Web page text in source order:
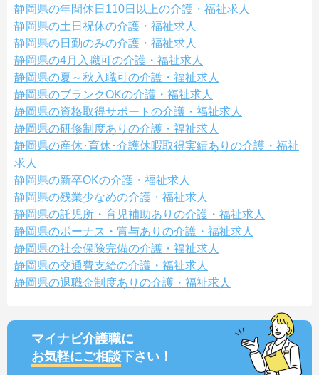
静岡県の年間休日110日以上の介護・福祉求人
静岡県の土日祝休の介護・福祉求人
静岡県の日勤のみの介護・福祉求人
静岡県の4月入職可の介護・福祉求人
静岡県の夏～秋入職可の介護・福祉求人
静岡県のブランクOKの介護・福祉求人
静岡県の資格取得サポートの介護・福祉求人
静岡県の研修制度ありの介護・福祉求人
静岡県の産休･育休･介護休暇取得実績ありの介護・福祉
求人
静岡県の新卒OKの介護・福祉求人
静岡県の残業少なめの介護・福祉求人
静岡県の託児所・育児補助ありの介護・福祉求人
静岡県のボーナス・賞与ありの介護・福祉求人
静岡県の社会保険完備の介護・福祉求人
静岡県の交通費支給の介護・福祉求人
静岡県の退職金制度ありの介護・福祉求人
マイナビ介護職に
お気軽にご相談下さい！